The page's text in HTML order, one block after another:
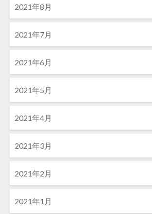
2021年8月
2021年7月
2021年6月
2021年5月
2021年4月
2021年3月
2021年2月
2021年1月